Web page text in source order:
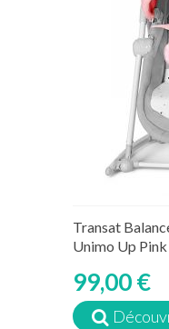
Transat
Unimo Up Pink
99,00 €